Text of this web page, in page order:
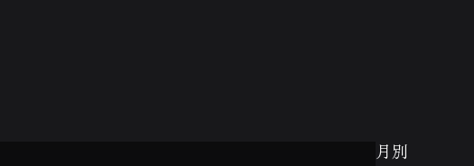
月別